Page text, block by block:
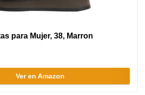
para Mujer, 38, Marron
Ver en Amazon